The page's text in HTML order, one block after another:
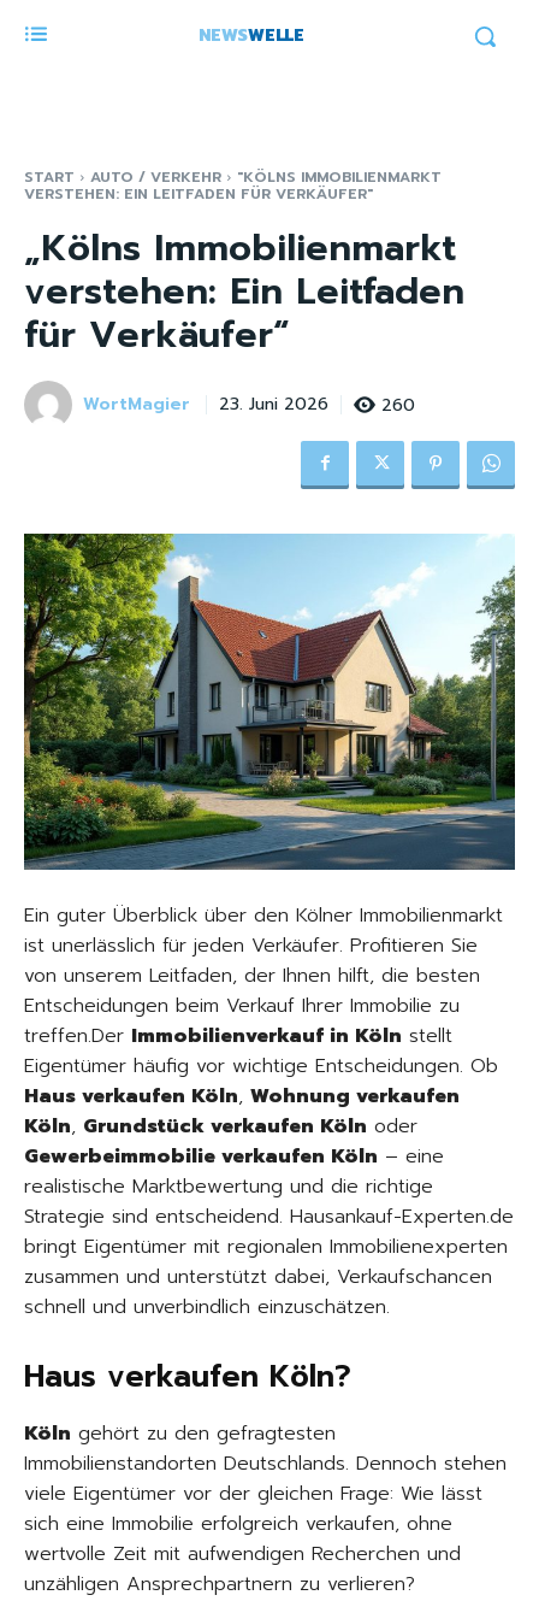
NEWSWELLE
START AUTO / VERKEHR "KÖLNS IMMOBILIENMARKT
VERSTEHEN: EIN LEITFADEN FÜR VERKÄUFER"
„Kölns Immobilienmarkt
verstehen: Ein Leitfaden
für Verkäufer“
WortMagier 23. Juni 2026 260
Ein guter Überblick über den Kölner Immobilienmarkt
ist unerlässlich für jeden Verkäufer. Profitieren Sie
von unserem Leitfaden, der Ihnen hilft, die besten
Entscheidungen beim Verkauf Ihrer Immobilie zu
treffen.Der Immobilienverkauf in Köln stellt
Eigentümer häufig vor wichtige Entscheidungen. Ob
Haus verkaufen Köln, Wohnung verkaufen
Köln, Grundstück verkaufen Köln oder
Gewerbeimmobilie verkaufen Köln – eine
realistische Marktbewertung und die richtige
Strategie sind entscheidend. Hausankauf-Experten.de
bringt Eigentümer mit regionalen Immobilienexperten
zusammen und unterstützt dabei, Verkaufschancen
schnell und unverbindlich einzuschätzen.
Haus verkaufen Köln?
Köln gehört zu den gefragtesten
Immobilienstandorten Deutschlands. Dennoch stehen
viele Eigentümer vor der gleichen Frage: Wie lässt
sich eine Immobilie erfolgreich verkaufen, ohne
wertvolle Zeit mit aufwendigen Recherchen und
unzähligen Ansprechpartnern zu verlieren?